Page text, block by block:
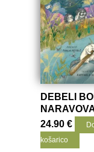
DEBELI
24.90€
košarico